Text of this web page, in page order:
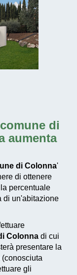
di
aumenta
di Colonna'
di ottenere
percentuale
di un'abitazione
Colonna di cui
presentare la
gli